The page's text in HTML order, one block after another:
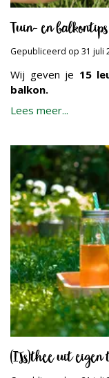
Tuin- en
Gepubliceerd op 31 juli
Wij geven je 15
balkon.
Lees meer...
(IJs)thee uit